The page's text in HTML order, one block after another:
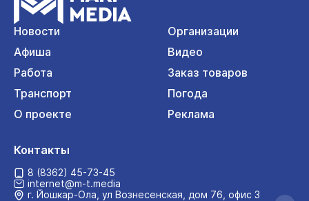
Новости
Организации
Афиша
Видео
Работа
Заказ товаров
Транспорт
Погода
О проекте
Реклама
Контакты
8 (8362) 45-73-45
internet@m-t.media
г. Йошкар‑Ола, ул Вознесенская, дом 76, офис 3